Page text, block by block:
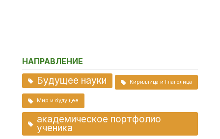
НАПРАВЛЕНИЕ
Будущее науки Кириллица и Глаголица
Мир и будущее
академическое портфолио
ученика